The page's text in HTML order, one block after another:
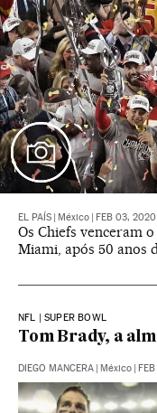
EL PAÍS México FEB 03,
Os Chiefs venceram
Miami, após 50 anos
NFL | SUPER BOWL
Tom Brady, a
DIEGO MANCERA México